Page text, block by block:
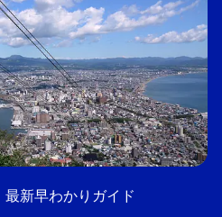
新早わかりガイド